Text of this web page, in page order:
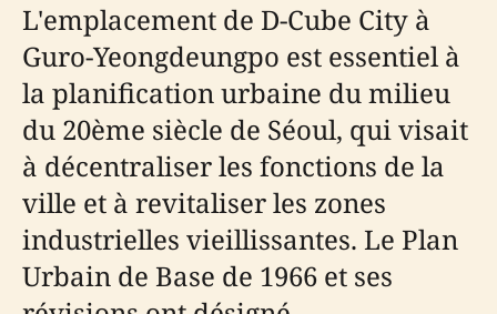
L'emplacement de D-Cube City à
Guro-Yeongdeungpo est essentiel à
la planification urbaine du milieu
du 20ème siècle de Séoul, qui visait
à décentraliser les fonctions de la
ville et à revitaliser les zones
industrielles vieillissantes. Le Plan
Urbain de Base de 1966 et ses